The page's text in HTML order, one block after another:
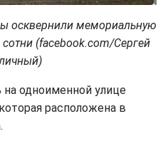
осквернили мемориальную
(facebook.com/Сергей
одноименной улице
расположена в